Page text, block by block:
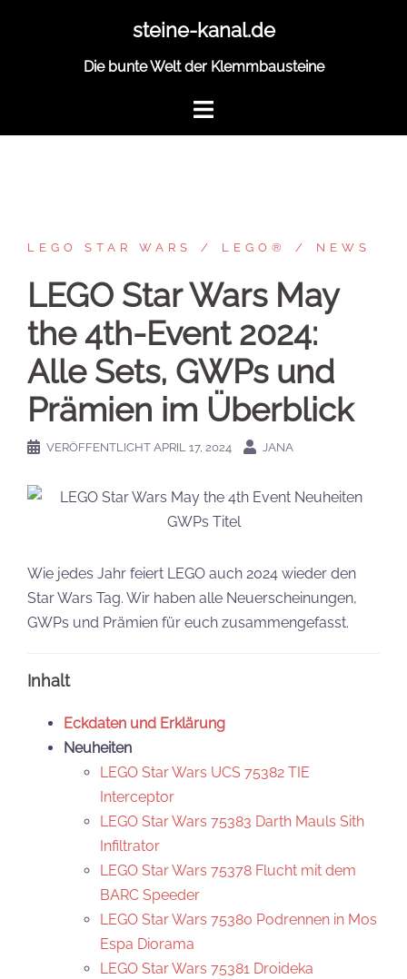
steine-kanal.de
Die bunte Welt der Klemmbausteine
LEGO STAR WARS LEGO® NEWS
LEGO Star Wars May
the 4th-Event 2024:
Alle Sets, GWPs und
Prämien im Überblick
VERÖFFENTLICHT APRIL 17, 2024 JANA
Wie jedes Jahr feiert LEGO auch 2024 wieder den
Star Wars Tag. Wir haben alle Neuerscheinungen,
GWPs und Prämien für euch zusammengefasst.
Inhalt
Eckdaten und Erklärung
Neuheiten
LEGO Star Wars UCS 75382 TIE
Interceptor
LEGO Star Wars 75383 Darth Mauls Sith
Infiltrator
LEGO Star Wars 75378 Flucht mit dem
BARC Speeder
LEGO Star Wars 75380 Podrennen in Mos
Espa Diorama
LEGO Star Wars 75381 Droideka